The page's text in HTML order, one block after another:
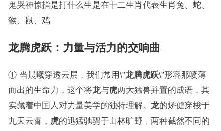
鬼哭神惊指是打什么生是在十二生肖代表生肖兔、蛇、
猴、鼠、鸡
龙腾虎跃：力量与活力的交响曲
① 当晨曦穿透云层，我们常用\”龙腾虎跃\”形容那喷薄
而出的生命力，这个将龙与虎两大猛兽并置的成语，其
实藏着中国人对力量美学的独特理解。 龙的矫健穿梭于
九天云霄， 虎的迅猛驰骋于山林旷野，两种截然不同的